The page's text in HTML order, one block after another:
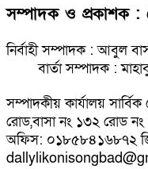
সম্পাদক ও প্রকাশক :
নির্বাহী সম্পাদক : আবুল
বার্তা সম্পাদক :
সম্পাদকীয় কার্যালয়
রোড,বাসা নং ১৩২ রোড নং
অফিস: ০১৮৫৮৪১৬৮৭২